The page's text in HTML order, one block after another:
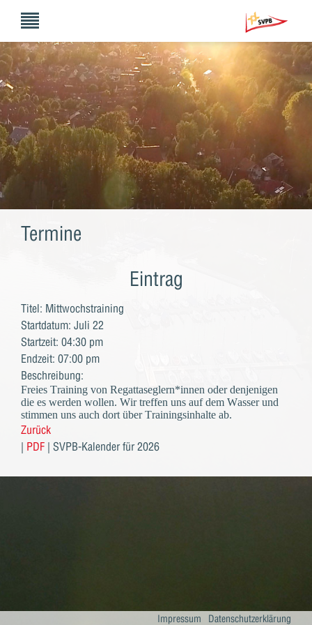
Termine
Eintrag
Titel: Mittwochstraining
Startdatum: Juli 22
Startzeit: 04:30 pm
Endzeit: 07:00 pm
Beschreibung:
Freies Training von Regattaseglern*innen oder denjenigen
die es werden wollen. Wir treffen uns auf dem Wasser und
stimmen uns auch dort über Trainingsinhalte ab.
Zurück
| PDF | SVPB-Kalender für 2026
Datenschutzerklärung
Impressum